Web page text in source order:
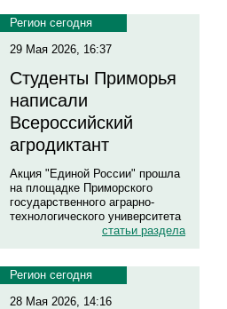
Регион сегодня
29 Мая 2026, 16:37
Студенты Приморья
написали
Всероссийский
агродиктант
Акция "Единой России" прошла
на площадке Приморского
государственного аграрно-
технологического университета
статьи раздела
Регион сегодня
28 Мая 2026, 14:16